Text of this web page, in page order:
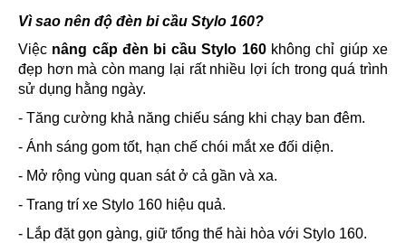
Vì sao nên độ đèn bi cầu Stylo 160?
Việc nâng cấp đèn bi cầu Stylo 160không chỉ giúp xe
đẹp hơn mà còn mang lại rất nhiều lợi ích trong quá trình
sử dụng hằng ngày.
- Tăng cường khả năng chiếu sáng khi chạy ban đêm.
- Ánh sáng gom tốt, hạn chế chói mắt xe đối diện.
- Mở rộng vùng quan sát ở cả gần và xa.
- Trang trí xe Stylo 160 hiệu quả.
- Lắp đặt gọn gàng, giữ tổng thể hài hòa với Stylo 160.